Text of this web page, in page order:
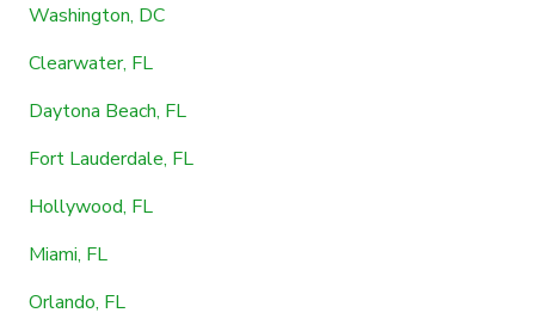
Washington, DC
Clearwater, FL
Daytona Beach, FL
Fort Lauderdale, FL
Hollywood, FL
Miami, FL
Orlando, FL